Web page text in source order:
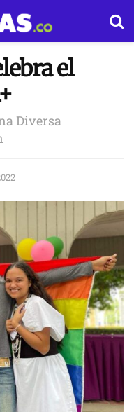
el
Diversa